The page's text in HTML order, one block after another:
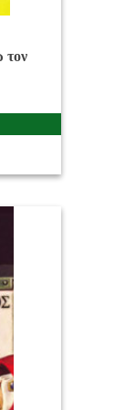
τον